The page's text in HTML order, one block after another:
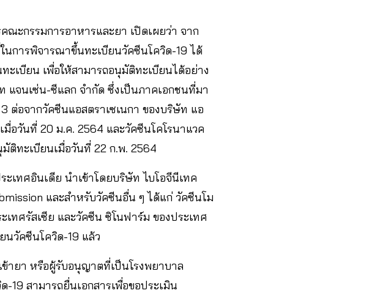
คณะกรรมการอาหารและยา เปิดเผยว่า จาก
การพิจารณาขึ้นทะเบียนวัคซีนโควิด-19 ได้
เบียน เพื่อให้สามารถอนุมัติทะเบียนได้อย่าง
จนเซ่น-ซีแลก จำกัด ซึ่งเป็นภาคเอกชนที่มา
ต่อจากวัคซีนแอสตราเซเนกา ของบริษัท แอ
อวันที่ 20 ม.ค. 2564 และวัคซีนโคโรนาแวค
ติทะเบียนเมื่อวันที่ 22 ก.พ. 2564
เทศอินเดีย นำเข้าโดยบริษัท ไบโอจีนีเทค
และสำหรับวัคซีนอื่น ๆ ได้แก่ วัคซีนโม
ทศรัสเซีย และวัคซีน ซิโนฟาร์ม ของประเทศ
นวัคซีนโควิด-19 แล้ว
ายา หรือผู้รับอนุญาตที่เป็นโรงพยาบาล
19 สามารถยื่นเอกสารเพื่อขอประเมิน